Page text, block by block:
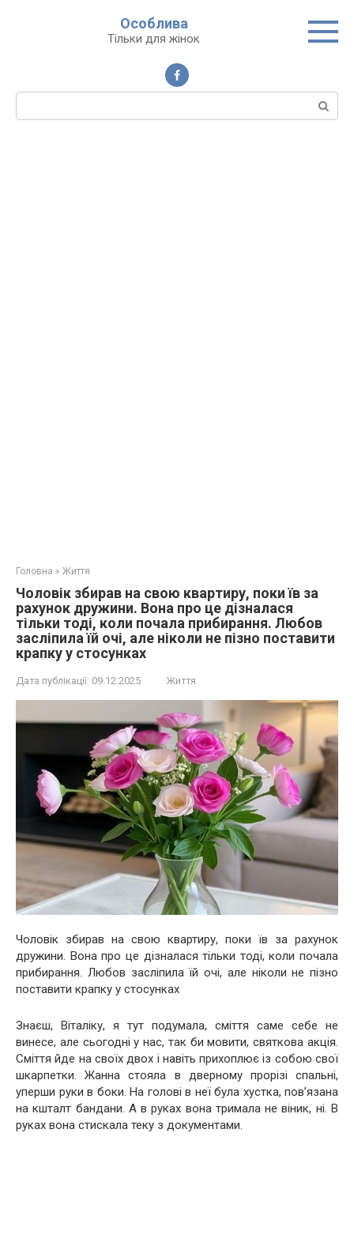
Особлива
Тільки для жінок
Пошук:
Головна » Життя
Чоловік збирав на свою квартиру, поки їв за
рахунок дружини. Вона про це дізналася
тільки тоді, коли почала прибирання. Любов
засліпила їй очі, але ніколи не пізно поставити
крапку у стосунках
Дата публікації: 09.12.2025 Життя
Чоловік збирав на свою квартиру, поки їв за рахунок
дружини. Вона про це дізналася тільки тоді, коли почала
прибирання. Любов засліпила їй очі, але ніколи не пізно
поставити крапку у стосунках
Знаєш, Віталіку, я тут подумала, сміття саме себе не
винесе, але сьогодні у нас, так би мовити, святкова акція.
Сміття йде на своїх двох і навіть прихоплює із собою свої
шкарпетки. Жанна стояла в дверному прорізі спальні,
уперши руки в боки. На голові в неї була хустка, пов’язана
на кшталт бандани. А в руках вона тримала не віник, ні. В
руках вона стискала теку з документами.